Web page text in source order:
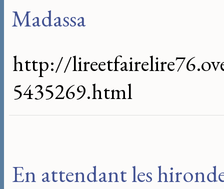
Madassa
http://
5435269.html
En attendant les